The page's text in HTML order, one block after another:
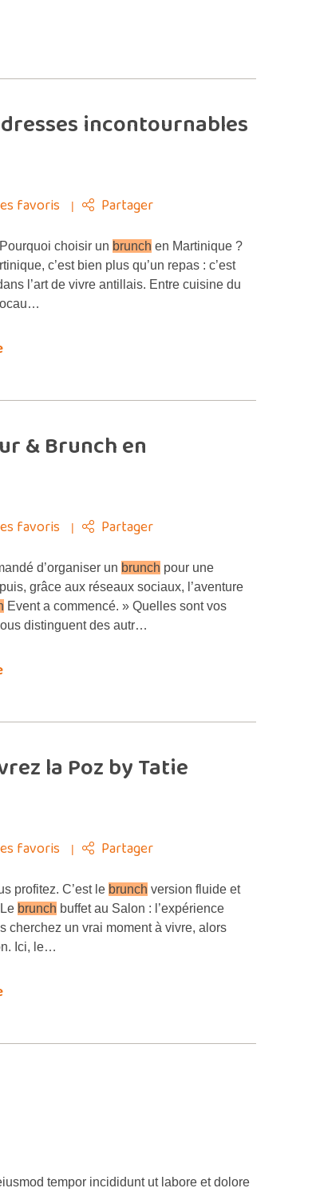
incontournables
favoris Partager
choisir un brunch en Martinique ?
c’est bien plus qu’un repas : c’est
l’art de vivre antillais. Entre cuisine du
& Brunch en
favoris Partager
d’organiser un brunch pour une
grâce aux réseaux sociaux, l’aventure
Event a commencé. » Quelles sont vos
distinguent des autr…
la Poz by Tatie
favoris Partager
profitez. C’est le brunch version fluide et
brunch buffet au Salon : l’expérience
cherchez un vrai moment à vivre, alors
Ici, le…
tempor incididunt ut labore et dolore